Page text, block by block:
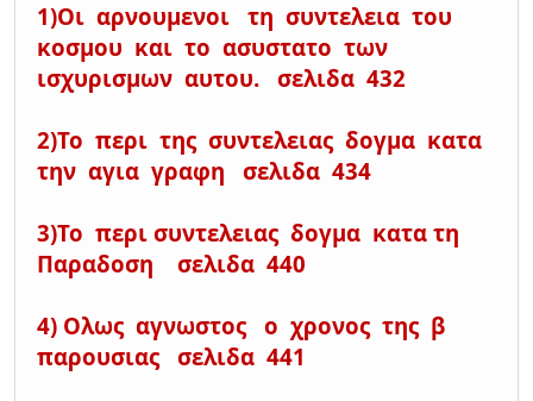
1)Οι αρνουμενοι τη συντελεια του
κοσμου και το ασυστατο των
ισχυρισμων αυτου. σελιδα 432
2)Το περι της συντελειας δογμα κατα
την αγια γραφη σελιδα 434
3)Το περι συντελειας δογμα κατα τη
Παραδοση σελιδα 440
4) Ολως αγνωστος ο χρονος της β
παρουσιας σελιδα 441